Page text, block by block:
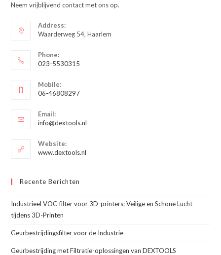
Neem vrijblijvend contact met ons op.
Address:
Waarderweg 54, Haarlem
Phone:
023-5530315
in
je
toepassing
Mobile:
06-46808297
in
je
toepassing
Email:
info@dextools.nl
Website:
www.dextools.nl
Recente Berichten
Industrieel VOC-filter voor 3D-printers: Veilige en Schone Lucht
tijdens 3D-Printen
Geurbestrijdingsfilter voor de Industrie
Geurbestrijding met Filtratie-oplossingen van DEXTOOLS